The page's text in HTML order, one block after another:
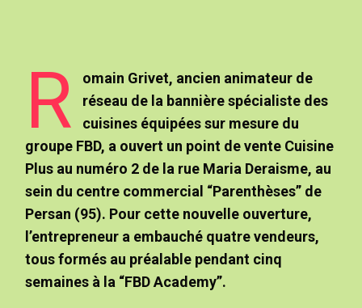
R
omain Grivet, ancien animateur de
réseau de la bannière spécialiste des
cuisines équipées sur mesure du
groupe FBD, a ouvert un point de vente Cuisine
Plus au numéro 2 de la rue Maria Deraisme, au
sein du centre commercial “Parenthèses” de
Persan (95). Pour cette nouvelle ouverture,
l’entrepreneur a embauché quatre vendeurs,
tous formés au préalable pendant cinq
semaines à la “FBD Academy”.